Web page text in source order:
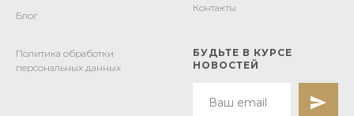
Блог
Контакты
Политика обработки
персональных данных
БУДЬТЕ В КУРСЕ
НОВОСТЕЙ